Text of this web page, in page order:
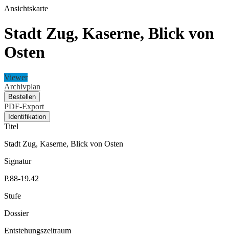
Ansichtskarte
Stadt Zug, Kaserne, Blick von
Osten
Viewer
Archivplan
Bestellen
PDF-Export
Identifikation
Titel
Stadt Zug, Kaserne, Blick von Osten
Signatur
P.88-19.42
Stufe
Dossier
Entstehungszeitraum